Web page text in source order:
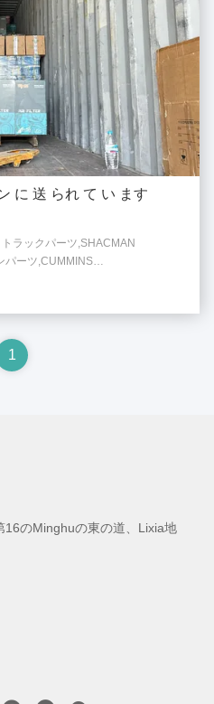
に 送 られ て い ます
ラックパーツ,SHACMAN
パーツ,CUMMINS
ダースペアパーツ,FAW
ツBEIBEN トラック部品IVECO
トラック部品,SMS
ーツも揃っていますキャビン・
1
のMinghuの東の道、Lixia地